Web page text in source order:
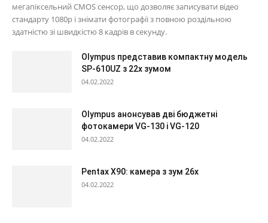
мегапіксельний CMOS сенсор, що дозволяє записувати відео
стандарту 1080p і знімати фотографії з повною роздільною
здатністю зі швидкістю 8 кадрів в секунду.
Olympus представив компактну модель
SP-610UZ з 22х зумом
04.02.2022
Olympus анонсував дві бюджетні
фотокамери VG-130 і VG-120
04.02.2022
Pentax X90: камера з зум 26х
04.02.2022